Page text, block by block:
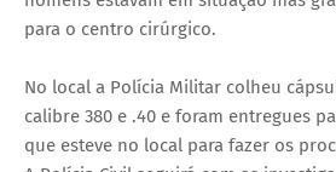
para o centro cirúrgico.
No local a Polícia Militar colheu
calibre 380 e .40 e foram entregues
que esteve no local para fazer os